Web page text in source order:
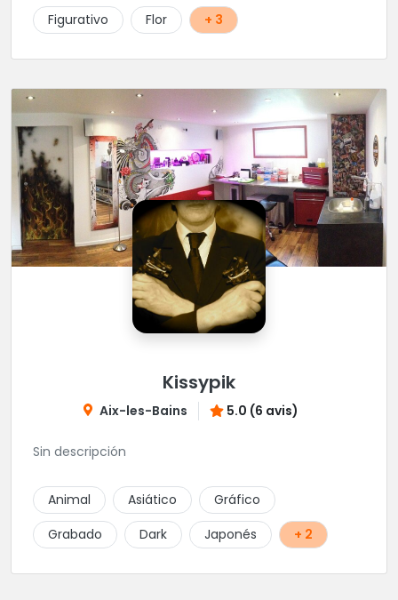
Figurativo
Flor + 3
Kissypik
Aix-les-Bains 5.0 (6 avis)
Sin descripción
Animal Asiático
Gráfico
Grabado
Dark Japonés + 2